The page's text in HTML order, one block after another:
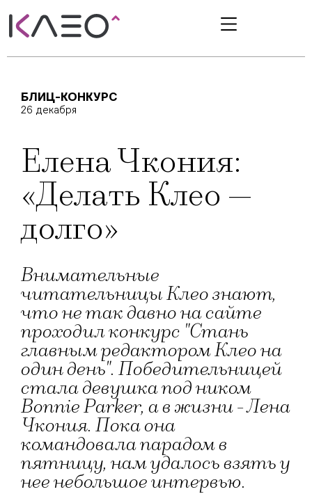
БЛИЦ-КОНКУРС
26 декабря
Елена Чкония:
«Делать Клео —
долго»
Внимательные
читательницы Клео знают,
что не так давно на сайте
проходил конкурс "Стань
главным редактором Клео на
один день". Победительницей
стала девушка под ником
Bonnie Parker, а в жизни - Лена
Чкония. Пока она
командовала парадом в
пятницу, нам удалось взять у
нее небольшое интервью.